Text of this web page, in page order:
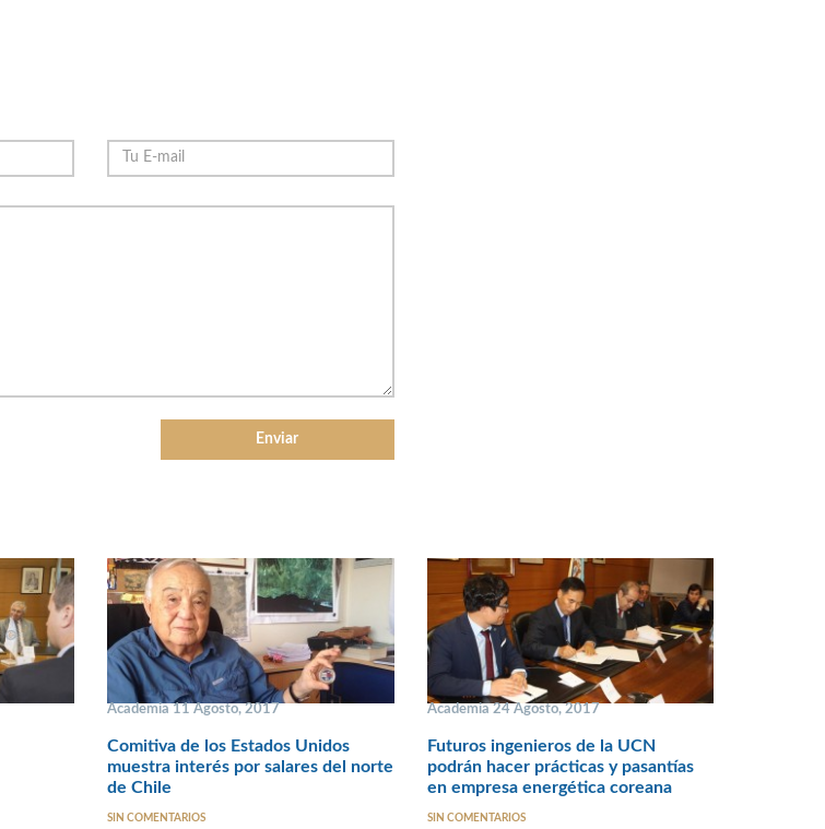
Academia 11 Agosto, 2017
Comitiva de los Estados Unidos
muestra interés por salares del norte
de Chile
SIN COMENTARIOS
Academia 24 Agosto, 2017
Futuros ingenieros de la UCN
podrán hacer prácticas y pasantías
en empresa energética coreana
SIN COMENTARIOS